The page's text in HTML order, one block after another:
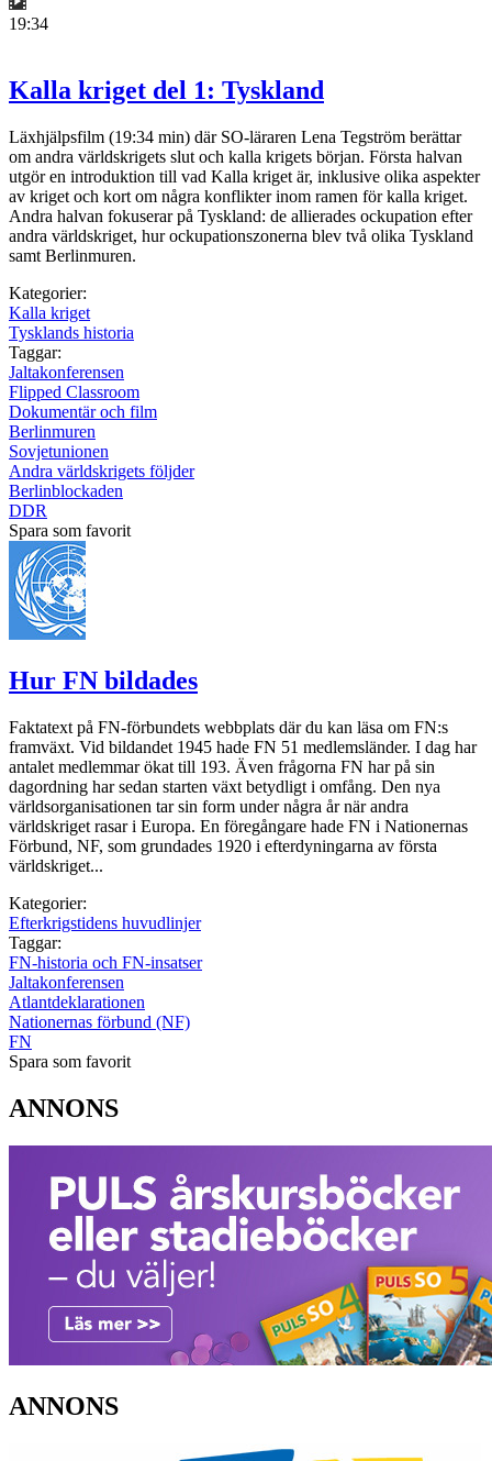
19:34
Kalla kriget del 1: Tyskland
Läxhjälpsfilm (19:34 min) där SO-läraren Lena Tegström berättar
om andra världskrigets slut och kalla krigets början. Första halvan
utgör en introduktion till vad Kalla kriget är, inklusive olika aspekter
av kriget och kort om några konflikter inom ramen för kalla kriget.
Andra halvan fokuserar på Tyskland: de allierades ockupation efter
andra världskriget, hur ockupationszonerna blev två olika Tyskland
samt Berlinmuren.
Kategorier:
Kalla kriget
Tysklands historia
Taggar:
Jaltakonferensen
Flipped Classroom
Dokumentär och film
Berlinmuren
Sovjetunionen
Andra världskrigets följder
Berlinblockaden
DDR
Spara som favorit
Hur FN bildades
Faktatext på FN-förbundets webbplats där du kan läsa om FN:s
framväxt. Vid bildandet 1945 hade FN 51 medlemsländer. I dag har
antalet medlemmar ökat till 193. Även frågorna FN har på sin
dagordning har sedan starten växt betydligt i omfång. Den nya
världsorganisationen tar sin form under några år när andra
världskriget rasar i Europa. En föregångare hade FN i Nationernas
Förbund, NF, som grundades 1920 i efterdyningarna av första
världskriget...
Kategorier:
Efterkrigstidens huvudlinjer
Taggar:
FN-historia och FN-insatser
Jaltakonferensen
Atlantdeklarationen
Nationernas förbund (NF)
FN
Spara som favorit
ANNONS
ANNONS